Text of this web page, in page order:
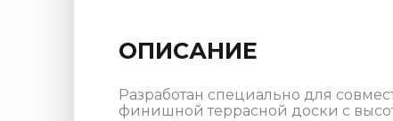
ОПИСАНИЕ
Разработан специально для
финишной террасной доски с